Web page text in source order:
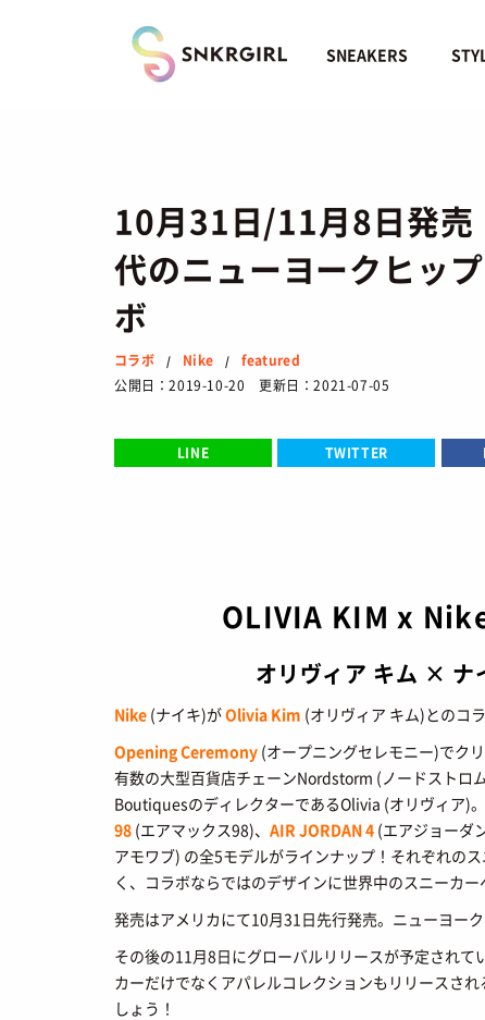
Air Rift
コラボ
Nike
ASICS
New Balance
Salomon
BRANDS / ブ
COLORS/ カ
CALENDAR /
FEATURE
TOP/ 特集
FASHION/
SNEAKERS
10月31日/11月8日発
代のニューヨークヒッ
ボ
コラボ / Nike /featured
公開日：2019-10-20 更新日：2021-07-05
LINE TWITTER
OLIVIA KIM x
オリヴィア キム × ナ
Nike (ナイキ)がOlivia Kim (オリヴィア キム)とのコ
Opening Ceremony (オープニングセレモニー)でク
有数の大型百貨店チェーンNordstorm (ノードストロ
BoutiquesのディレクターであるOlivia (オリヴィア)。
98 (エアマックス98)、 AIR JORDAN 4 (エアジョーダ
アモワブ) の全5モデルがラインナップ！それぞれの
く、コラボならではのデザインに世界中のスニーカー
発売はアメリカにて10月31日先行発売。ニューヨー
その後の11月8日にグローバルリリースが予定され
カーだけでなくアパレルコレクションもリリースさ
しょう！